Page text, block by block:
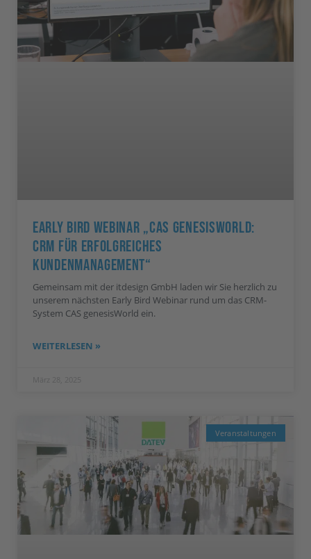
Early Bird Webinar „CAS GenesisWorld:
CRM Für Erfolgreiches
Kundenmanagement“
Gemeinsam mit der itdesign GmbH laden wir Sie herzlich zu
unserem nächsten Early Bird Webinar rund um das CRM-
System CAS genesisWorld ein.
WEITERLESEN »
März 28, 2025
Veranstaltungen